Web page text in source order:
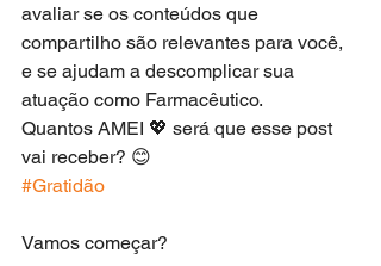
avaliar se os conteúdos que
compartilho são relevantes para você,
e se ajudam a descomplicar sua
atuação como Farmacêutico.
Quantos AMEI 💖 será que esse post
vai receber? 😊
#Gratidão
Vamos começar?